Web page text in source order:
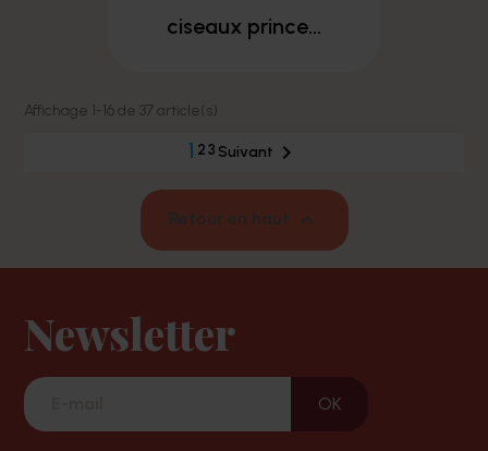
ciseaux prince...
Affichage 1-16 de 37 article(s)
1 23 Suivant 
Retour en haut 
Newsletter